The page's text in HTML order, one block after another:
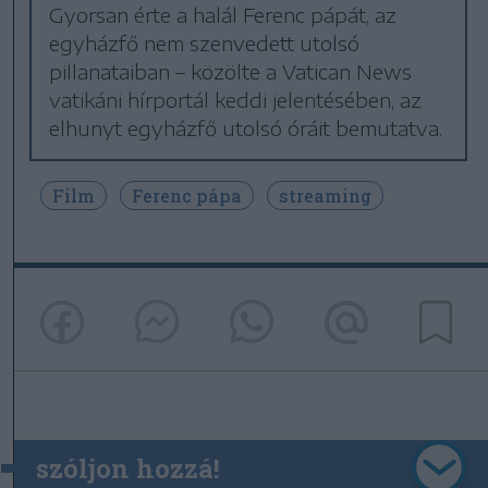
Gyorsan érte a halál Ferenc pápát, az
egyházfő nem szenvedett utolsó
pillanataiban – közölte a Vatican News
vatikáni hírportál keddi jelentésében, az
elhunyt egyházfő utolsó óráit bemutatva.
Film Ferenc pápa streaming
szóljon hozzá!